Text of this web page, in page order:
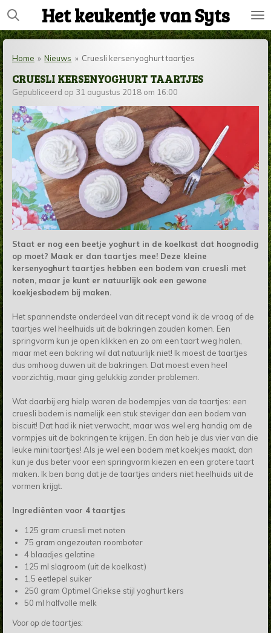
Ga
direct
naar
hoofdinhoud
Het keukentje van Syts
Home » Nieuws » Cruesli kersenyoghurt taartjes
CRUESLI KERSENYOGHURT TAARTJES
Gepubliceerd op 31 augustus 2018 om 16:00
Staat er nog een beetje yoghurt in de koelkast dat hoognodig
op moet? Maak er dan taartjes mee! Deze kleine
kersenyoghurt taartjes hebben een bodem van cruesli met
noten, maar je kunt er natuurlijk ook een gewone
koekjesbodem bij maken.
Het spannendste onderdeel van dit recept vond ik de vraag of de
taartjes wel heelhuids uit de bakringen zouden komen. Een
springvorm kun je open klikken en zo om een taart weg halen,
maar met een bakring wil dat natuurlijk niet! Ik moest de taartjes
dus omhoog duwen uit de bakringen. Dat moest even heel
voorzichtig, maar ging gelukkig zonder problemen.
Wat daarbij erg hielp waren de bodempjes van de taartjes: een
cruesli bodem is namelijk een stuk steviger dan een bodem van
biscuit! Dat had ik niet verwacht, maar was wel erg handig om de
vormpjes uit de bakringen te krijgen. En dan heb je dus vier van die
leuke mini taartjes! Als je wel een bodem met koekjes maakt, dan
kun je dus beter voor een springvorm kiezen en een grotere taart
maken. Ik ben bang dat je de taartjes anders niet heelhuids uit de
vormen krijgt.
Ingrediënten voor 4 taartjes
125 gram cruesli met noten
75 gram ongezouten roomboter
4 blaadjes gelatine
125 ml slagroom (uit de koelkast)
1,5 eetlepel suiker
250 gram Optimel Griekse stijl yoghurt kers
50 ml halfvolle melk
Voor op de taartjes: